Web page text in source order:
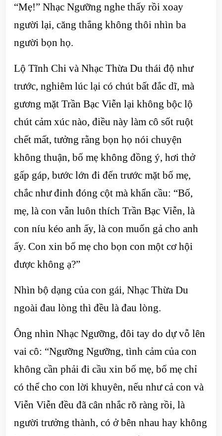
“Mẹ!” Nhạc Ngưỡng nghe thấy rồi xoay
người lại, căng thẳng không thôi nhìn ba
người bọn họ.
Lộ Tĩnh Chi và Nhạc Thừa Du thái độ như
trước, nghiêm lúc lại có chút bất đắc dĩ, mà
gương mặt Trần Bạc Viễn lại không bộc lộ
chút cảm xúc nào, điều này làm cô sốt ruột
chết mất, tưởng rằng bọn họ nói chuyện
không thuận, bố mẹ không đồng ý, hơi thở
gấp gáp, bước lớn đi đến trước mặt bố mẹ,
chắc như đinh đóng cột mà khẩn cầu: “Bố,
mẹ, là con vẫn luôn thích Trần Bạc Viễn, là
con níu kéo anh ấy, là con muốn gả cho anh
ấy. Con xin bố mẹ cho bọn con một cơ hội
được không ạ?”
Nhìn bộ dạng của con gái, Nhạc Thừa Du
ngoài đau lòng thì đều là đau lòng.
Ông nhìn Nhạc Ngưỡng, đôi tay do dự vỗ lên
vai cô: “Ngưỡng Ngưỡng, tình cảm của con
không cần phải đi cầu xin bố mẹ, bố mẹ chỉ
có thể cho con lời khuyên, nếu như cả con và
Viễn Viễn đều đã cân nhắc rõ ràng rồi, là
người trưởng thành, có ở bên nhau hay không